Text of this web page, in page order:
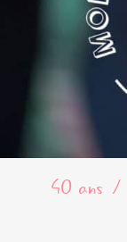
40 ans